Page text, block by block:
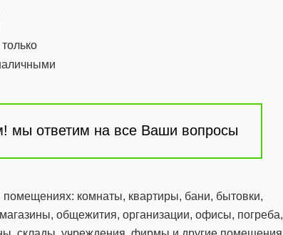
мы ответим на все Ваши вопросы
комнаты, квартиры, бани, бытовки,
общежития, организации, офисы, погреба,